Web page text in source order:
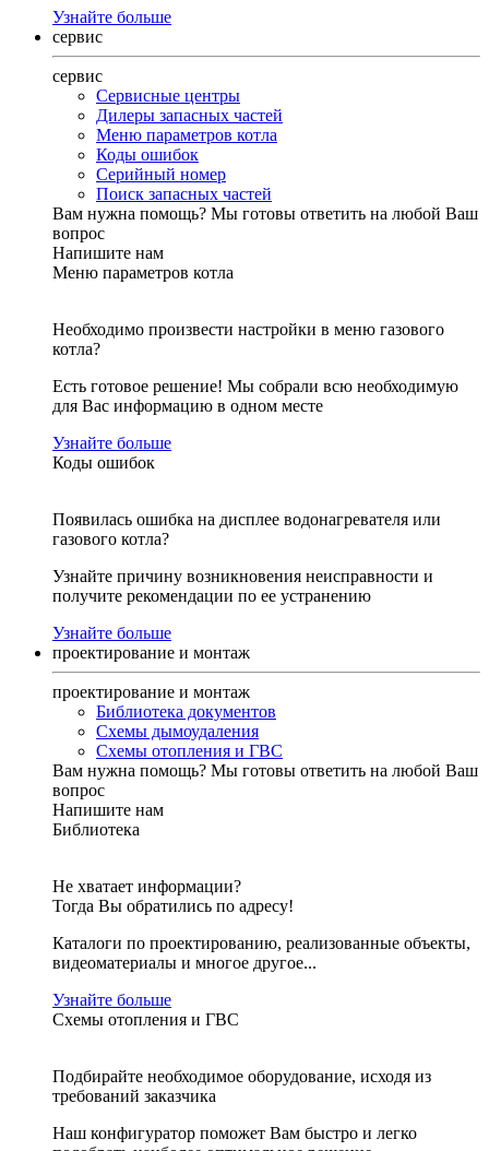
Узнайте больше
сервис
сервис
Сервисные центры
Дилеры запасных частей
Меню параметров котла
Коды ошибок
Серийный номер
Поиск запасных частей
Вам нужна помощь? Мы готовы ответить на любой Ваш
вопрос
Напишите нам
Меню параметров котла
Необходимо произвести настройки в меню газового
котла?
Есть готовое решение! Мы собрали всю необходимую
для Вас информацию в одном месте
Узнайте больше
Коды ошибок
Появилась ошибка на дисплее водонагревателя или
газового котла?
Узнайте причину возникновения неисправности и
получите рекомендации по ее устранению
Узнайте больше
проектирование и монтаж
проектирование и монтаж
Библиотека документов
Схемы дымоудаления
Схемы отопления и ГВС
Вам нужна помощь? Мы готовы ответить на любой Ваш
вопрос
Напишите нам
Библиотека
Не хватает информации?
Тогда Вы обратились по адресу!
Каталоги по проектированию, реализованные объекты,
видеоматериалы и многое другое...
Узнайте больше
Схемы отопления и ГВС
Подбирайте необходимое оборудование, исходя из
требований заказчика
Наш конфигуратор поможет Вам быстро и легко